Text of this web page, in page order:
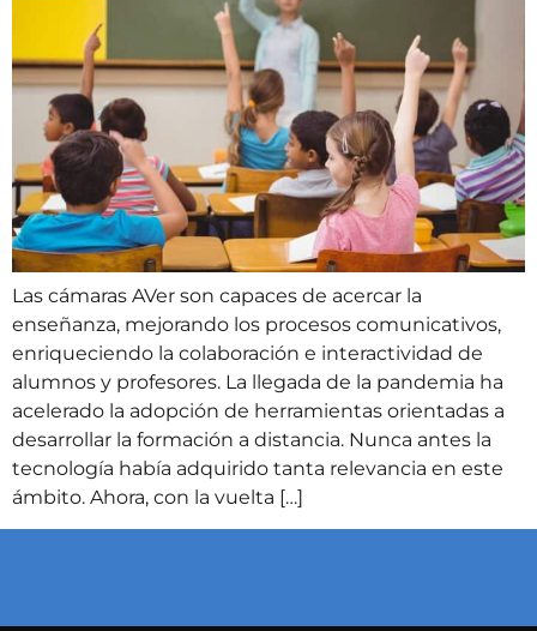
Las cámaras AVer son capaces de acercar la
enseñanza, mejorando los procesos comunicativos,
enriqueciendo la colaboración e interactividad de
alumnos y profesores. La llegada de la pandemia ha
acelerado la adopción de herramientas orientadas a
desarrollar la formación a distancia. Nunca antes la
tecnología había adquirido tanta relevancia en este
ámbito. Ahora, con la vuelta […]